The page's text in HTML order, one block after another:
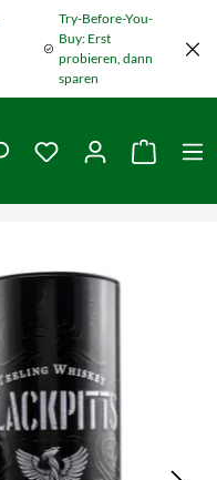
Try-Before-You-
Buy: Erst
probieren, dann
sparen
Du hast 0